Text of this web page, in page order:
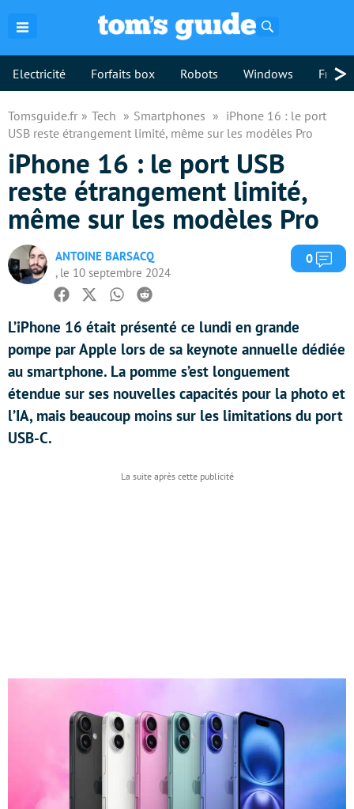
Electricité Forfaits box Robots Windows >
Tomsguide.fr Tech Smartphones
iPhone 16 : le port
USB reste étrangement limité, même sur les modèles Pro
iPhone 16 : le port USB
reste étrangement limité,
même sur les modèles Pro
ANTOINE BARSACQ
, le 10 septembre 2024
0
Facebook
TwitterWhatsapp
Reddit
L’iPhone 16 était présenté ce lundi en grande
pompe par Apple lors de sa keynote annuelle dédiée
au smartphone. La pomme s’est longuement
étendue sur ses nouvelles capacités pour la photo et
l’IA, mais beaucoup moins sur les limitations du port
USB-C.